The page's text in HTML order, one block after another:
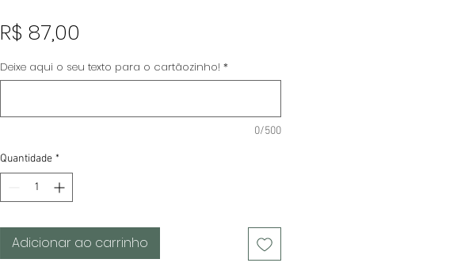
R$ 87,00
Deixe aqui o seu texto para o cartãozinho! *
0/500
Quantidade *
Adicionar ao carrinho